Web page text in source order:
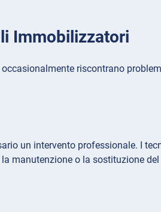
Immobilizzatori
riscontrano
un intervento professionale. I
manutenzione o la sostituzione